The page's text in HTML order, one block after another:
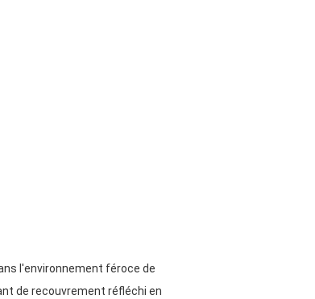
l'environnement féroce de
de recouvrement réfléchi en